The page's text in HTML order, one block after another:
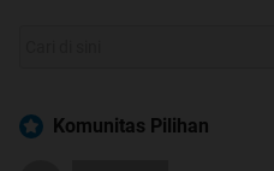
Komunitas Pilihan